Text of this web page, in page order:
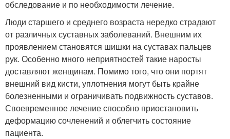
обследование и по необходимости лечение.
Люди старшего и среднего возраста нередко страдают
от различных суставных заболеваний. Внешним их
проявлением становятся шишки на суставах пальцев
рук. Особенно много неприятностей такие наросты
доставляют женщинам. Помимо того, что они портят
внешний вид кисти, уплотнения могут быть крайне
болезненными и ограничивать подвижность суставов.
Своевременное лечение способно приостановить
деформацию сочленений и облегчить состояние
пациента.